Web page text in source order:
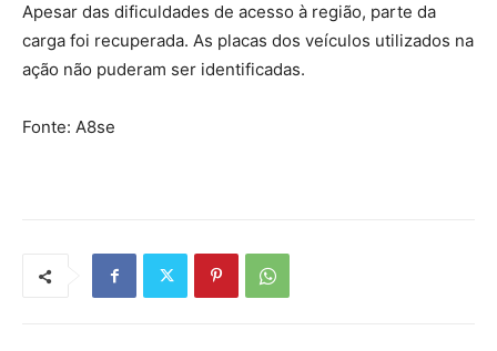
Apesar das dificuldades de acesso à região, parte da
carga foi recuperada. As placas dos veículos utilizados na
ação não puderam ser identificadas.
Fonte: A8se